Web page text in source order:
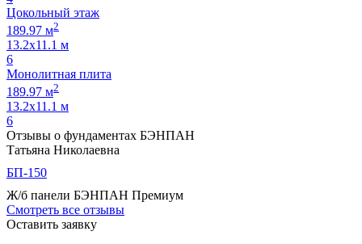
Цокольный этаж
189.97 м2
13.2х11.1 м
6
Монолитная плита
189.97 м2
13.2х11.1 м
6
Отзывы о фундаментах БЭНПАН
Татьяна Николаевна
БП-150
Ж/б панели БЭНПАН Премиум
Смотреть все отзывы
Оставить заявку